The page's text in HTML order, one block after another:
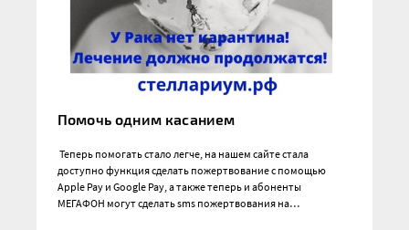
Помочь одним касанием
Теперь помогать стало легче, на нашем сайте стала
доступно функция сделать пожертвование с помощью
Apple Pay и Google Pay, а также теперь и абоненты
МЕГАФОН могут сделать sms пожертвования на…